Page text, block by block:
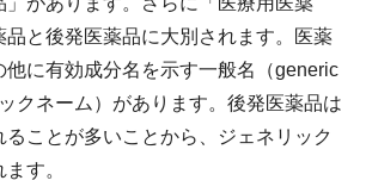
品と後発医薬品に大別されます。医薬
他に有効成分名を示す一般名（generic
クネーム）があります。後発医薬品は
ことが多いことから、ジェネリック
す。